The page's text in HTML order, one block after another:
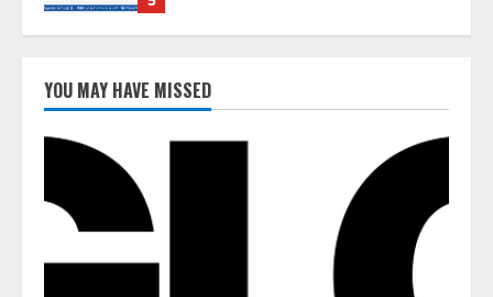
2026/08/06/14:54:32
藤原竜也がAIで組織の改善点を見
抜く！ SKYSEA Client View 新テ
レビCM公開！ 新オプション！ AI
が組織の業務実態を分析し労務改
善を支援。 藤原竜也メイキング
動画公開 「もしAIが自分を分析し
たら、すぐ休めと言われる自信が
ある」「昨年の夏はカブトムシを
捕まえたり、虫と戦ったり…」
アシストAIテラス、ガバナンス機
能を備えたAIエージェントプラッ
トフォーム「QueryPie AIP」を提
YOU MAY HAVE MISSED